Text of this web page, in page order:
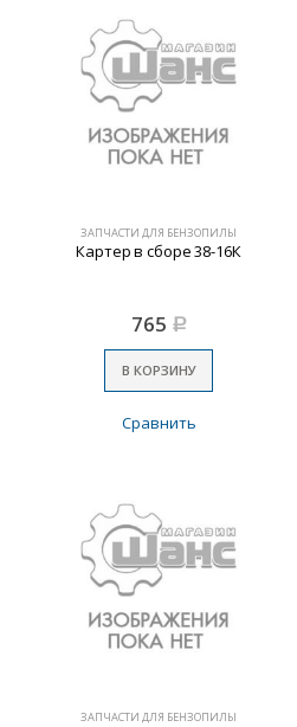
ЗАПЧАСТИ ДЛЯ БЕНЗОПИЛЫ
Картер в сборе 38-16К
765 Р
В КОРЗИНУ
Сравнить
ЗАПЧАСТИ ДЛЯ БЕНЗОПИЛЫ